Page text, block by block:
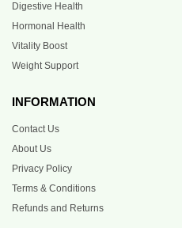
Digestive Health
Hormonal Health
Vitality Boost
Weight Support
INFORMATION
Contact Us
About Us
Privacy Policy
Terms & Conditions
Refunds and Returns